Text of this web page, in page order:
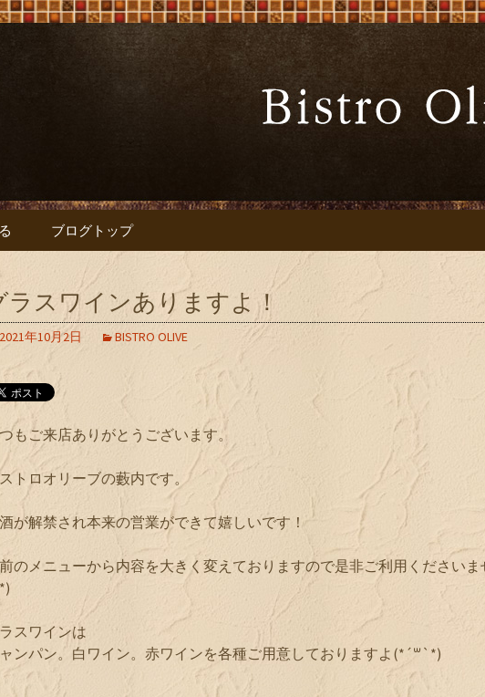
阪難波の「Bistro
の「ビストロオリーブ」でワインと炭火焼料
動
ブログトップ
ラスワインありますよ！
2021年10月2日 BISTRO OLIVE
もご来店ありがとうございます。
トロオリーブの藪内です。
が解禁され本来の営業ができて嬉しいです！
のメニューから内容を大きく変えておりますので是非ご利用ください
スワインは
ンパン。白ワイン。赤ワインを各種ご用意しておりますよ(*´꒳`*)